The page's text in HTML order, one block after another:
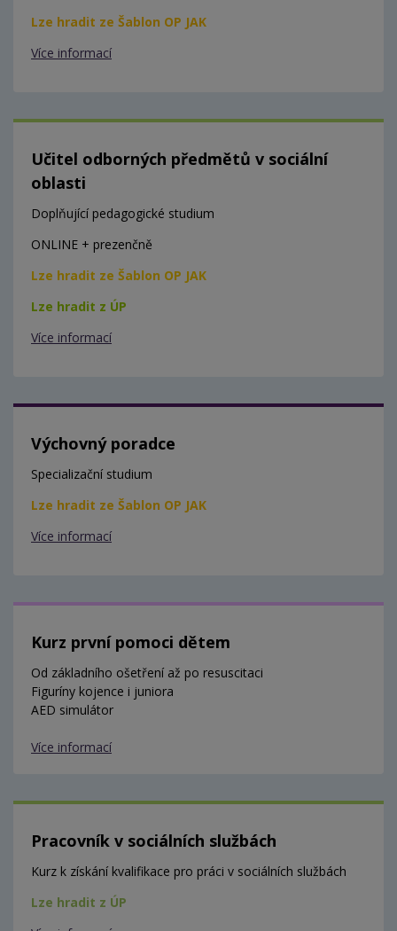
Lze hradit ze Šablon OP JAK
Více informací
Učitel odborných předmětů v sociální
oblasti
Doplňující pedagogické studium
ONLINE + prezenčně
Lze hradit ze Šablon OP JAK
Lze hradit z ÚP
Více informací
Výchovný poradce
Specializační studium
Lze hradit ze Šablon OP JAK
Více informací
Kurz první pomoci dětem
Od základního ošetření až po resuscitaci
Figuríny kojence i juniora
AED simulátor
Více informací
Pracovník v sociálních službách
Kurz k získání kvalifikace pro práci v sociálních službách
Lze hradit z ÚP